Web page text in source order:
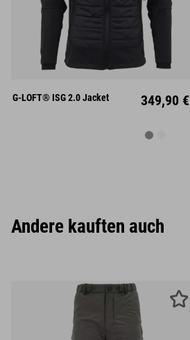
XL XXL
G-LOFT® ISG 2.0 Jacket 349,90 €
Andere kauften auch